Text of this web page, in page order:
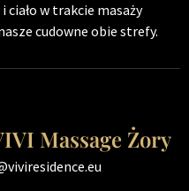
ciało w trakcie masaży
cudowne obie strefy.
Massage Żory